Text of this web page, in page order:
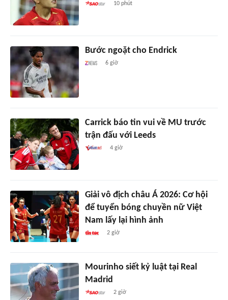
10 phút
Bước ngoặt cho Endrick
6 giờ
Carrick báo tin vui về MU trước
trận đấu với Leeds
4 giờ
Giải vô địch châu Á 2026: Cơ hội
để tuyển bóng chuyền nữ Việt
Nam lấy lại hình ảnh
2 giờ
Mourinho siết kỷ luật tại Real
Madrid
2 giờ